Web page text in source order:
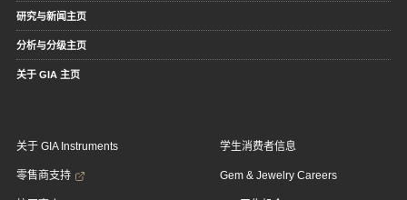
研究与新闻主页
分析与分级主页
关于 GIA 主页
关于 GIA Instruments
零售商支持
学生消费者信息
Gem & Jewelry Careers